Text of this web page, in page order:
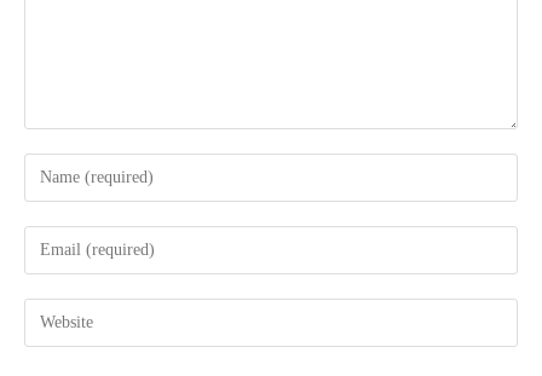
Enter
your
name
comment
Enter
your
email
address
Enter
your